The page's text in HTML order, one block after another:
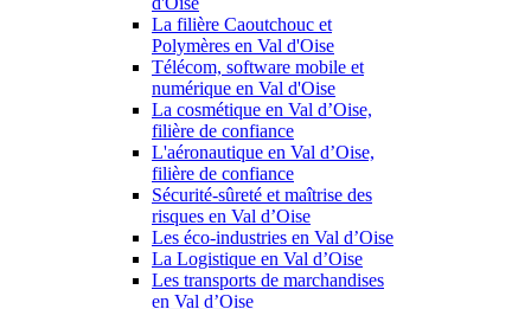
La filière Caoutchouc et
Polymères en Val d'Oise
Télécom, software mobile et
numérique en Val d'Oise
La cosmétique en Val d’Oise,
filière de confiance
L'aéronautique en Val d’Oise,
filière de confiance
Sécurité-sûreté et maîtrise des
risques en Val d’Oise
Les éco-industries en Val d’Oise
La Logistique en Val d’Oise
Les transports de marchandises
en Val d’Oise